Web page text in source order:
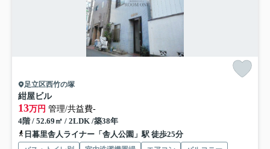
足立区西竹の塚
紺屋ビル
13万円 管理/共益費-
4階 / 52.69㎡ / 2LDK /築38年
日暮里舎人ライナー「舎人公園」駅 徒歩25分